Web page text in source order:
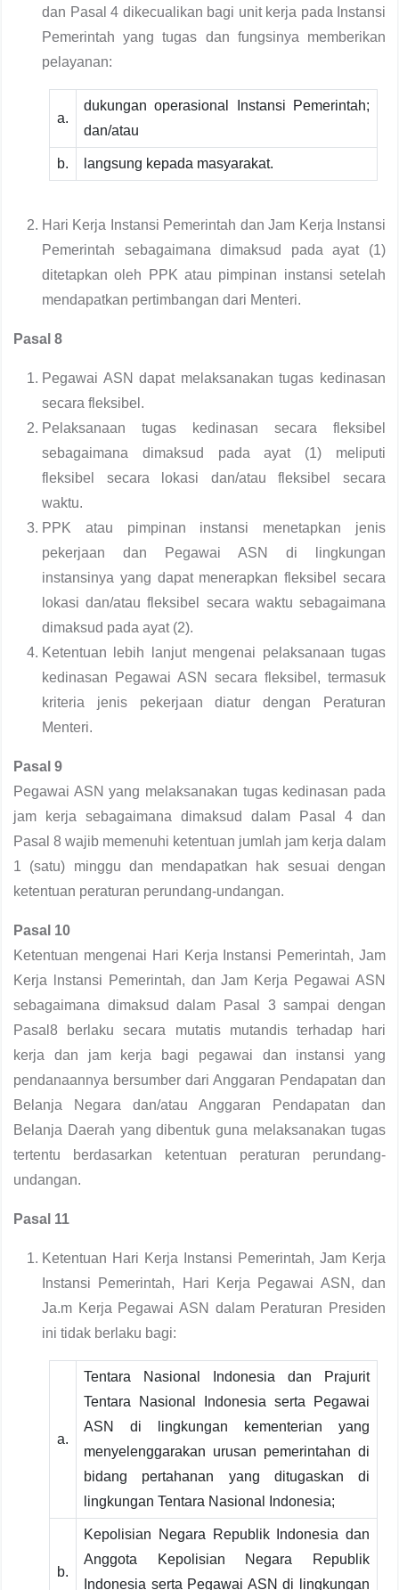
dan Pasal 4 dikecualikan bagi unit kerja pada Instansi
Pemerintah yang tugas dan fungsinya memberikan
pelayanan:
a.
dukungan operasional Instansi Pemerintah;
dan/atau
b. langsung kepada masyarakat.
Hari Kerja Instansi Pemerintah dan Jam Kerja Instansi
Pemerintah sebagaimana dimaksud pada ayat (1)
ditetapkan oleh PPK atau pimpinan instansi setelah
mendapatkan pertimbangan dari Menteri.
Pasal 8
Pegawai ASN dapat melaksanakan tugas kedinasan
secara fleksibel.
Pelaksanaan tugas kedinasan secara fleksibel
sebagaimana dimaksud pada ayat (1) meliputi
fleksibel secara lokasi dan/atau fleksibel secara
waktu.
PPK atau pimpinan instansi menetapkan jenis
pekerjaan dan Pegawai ASN di lingkungan
instansinya yang dapat menerapkan fleksibel secara
lokasi dan/atau fleksibel secara waktu sebagaimana
dimaksud pada ayat (2).
Ketentuan lebih lanjut mengenai pelaksanaan tugas
kedinasan Pegawai ASN secara fleksibel, termasuk
kriteria jenis pekerjaan diatur dengan Peraturan
Menteri.
Pasal 9
Pegawai ASN yang melaksanakan tugas kedinasan pada
jam kerja sebagaimana dimaksud dalam Pasal 4 dan
Pasal 8 wajib memenuhi ketentuan jumlah jam kerja dalam
1 (satu) minggu dan mendapatkan hak sesuai dengan
ketentuan peraturan perundang-undangan.
Pasal 10
Ketentuan mengenai Hari Kerja Instansi Pemerintah, Jam
Kerja lnstansi Pemerintah, dan Jam Kerja Pegawai ASN
sebagaimana dimaksud dalam Pasal 3 sampai dengan
Pasal8 berlaku secara mutatis mutandis terhadap hari
kerja dan jam kerja bagi pegawai dan instansi yang
pendanaannya bersumber dari Anggaran Pendapatan dan
Belanja Negara dan/atau Anggaran Pendapatan dan
Belanja Daerah yang dibentuk guna melaksanakan tugas
tertentu berdasarkan ketentuan peraturan perundang-
undangan.
Pasal 11
Ketentuan Hari Kerja Instansi Pemerintah, Jam Kerja
Instansi Pemerintah, Hari Kerja Pegawai ASN, dan
Ja.m Kerja Pegawai ASN dalam Peraturan Presiden
ini tidak berlaku bagi:
a.
Tentara Nasional Indonesia dan Prajurit
Tentara Nasional Indonesia serta Pegawai
ASN di lingkungan kementerian yang
menyelenggarakan urusan pemerintahan di
bidang pertahanan yang ditugaskan di
lingkungan Tentara Nasional Indonesia;
b.
Kepolisian Negara Republik Indonesia dan
Anggota Kepolisian Negara Republik
Indonesia serta Pegawai ASN di lingkungan